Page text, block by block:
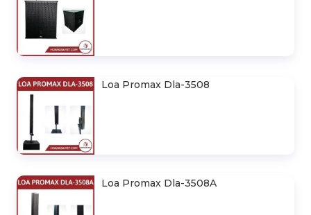
Loa Promax Dla-3508
Loa Promax Dla-3508A